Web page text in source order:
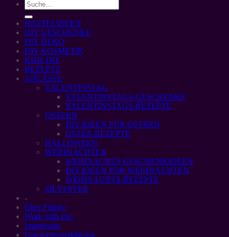
BASTELIDEEN
DIY GESCHENKE
DIY DEKO
DIY KOSMETIK
KIDS DIY
REZEPTE
ANLÄSSE
VALENTINSTAG
VALENTINSTAGS-GESCHENKE
VALENTINSTAGS-REZEPTE
OSTERN
DIY IDEEN FÜR OSTERN
OSTER-REZEPTE
HALLOWEEN
WEIHNACHTEN
WEIHNACHTS-GESCHENKIDEEN
DIY IDEEN FÜR WEIHNACHTEN
WEIHNACHTS-REZEPTE
SILVESTER
-
Über Filizity.
Work with me!
Impressum
Datenschutzerklärung